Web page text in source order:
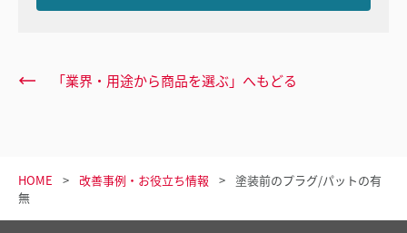
「業界・用途から商品を選ぶ」へもどる
HOME 改善事例・お役立ち情報
塗装前のプラグ/パットの有
無